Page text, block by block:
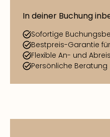
In deiner Buchung
Sofortige
Bestpreis-Garantie
Flexible An- und
Persönliche Beratung